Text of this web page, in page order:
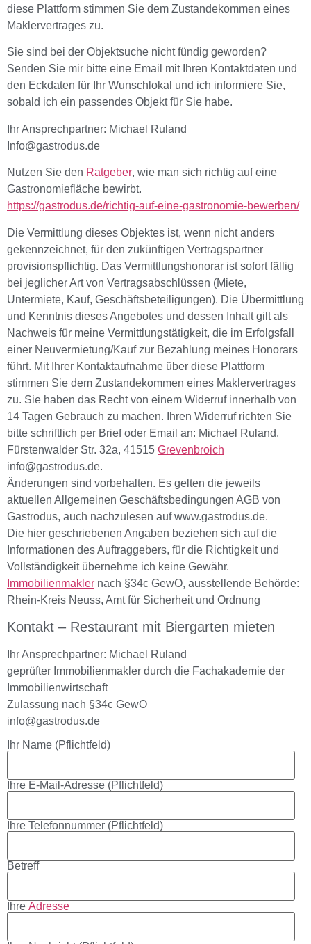
diese Plattform stimmen Sie dem Zustandekommen eines
Maklervertrages zu.
Sie sind bei der Objektsuche nicht fündig geworden?
Senden Sie mir bitte eine Email mit Ihren Kontaktdaten und
den Eckdaten für Ihr Wunschlokal und ich informiere Sie,
sobald ich ein passendes Objekt für Sie habe.
Ihr Ansprechpartner: Michael Ruland
Info@gastrodus.de
Nutzen Sie den Ratgeber, wie man sich richtig auf eine
Gastronomiefläche bewirbt.
https://gastrodus.de/richtig-auf-eine-gastronomie-bewerben/
Die Vermittlung dieses Objektes ist, wenn nicht anders
gekennzeichnet, für den zukünftigen Vertragspartner
provisionspflichtig. Das Vermittlungshonorar ist sofort fällig
bei jeglicher Art von Vertragsabschlüssen (Miete,
Untermiete, Kauf, Geschäftsbeteiligungen). Die Übermittlung
und Kenntnis dieses Angebotes und dessen Inhalt gilt als
Nachweis für meine Vermittlungstätigkeit, die im Erfolgsfall
einer Neuvermietung/Kauf zur Bezahlung meines Honorars
führt. Mit Ihrer Kontaktaufnahme über diese Plattform
stimmen Sie dem Zustandekommen eines Maklervertrages
zu. Sie haben das Recht von einem Widerruf innerhalb von
14 Tagen Gebrauch zu machen. Ihren Widerruf richten Sie
bitte schriftlich per Brief oder Email an: Michael Ruland.
Fürstenwalder Str. 32a, 41515 Grevenbroich
info@gastrodus.de.
Änderungen sind vorbehalten. Es gelten die jeweils
aktuellen Allgemeinen Geschäftsbedingungen AGB von
Gastrodus, auch nachzulesen auf www.gastrodus.de.
Die hier geschriebenen Angaben beziehen sich auf die
Informationen des Auftraggebers, für die Richtigkeit und
Vollständigkeit übernehme ich keine Gewähr.
Immobilienmakler nach §34c GewO, ausstellende Behörde:
Rhein-Kreis Neuss, Amt für Sicherheit und Ordnung
Kontakt – Restaurant mit Biergarten mieten
Ihr Ansprechpartner: Michael Ruland
geprüfter Immobilienmakler durch die Fachakademie der
Immobilienwirtschaft
Zulassung nach §34c GewO
info@gastrodus.de
Ihr Name (Pflichtfeld)
Ihre E-Mail-Adresse (Pflichtfeld)
Ihre Telefonnummer (Pflichtfeld)
Betreff
Ihre Adresse